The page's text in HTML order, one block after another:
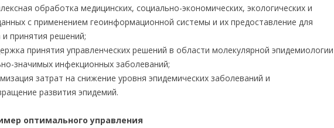
обработка медицинских, социально-экономических, экологических и
с применением геоинформационной системы и их предоставление для
и принятия решений;
принятия управленческих решений в области молекулярной эпидемиологии
значимых инфекционных заболеваний;
затрат на снижение уровня эпидемических заболеваний и
развития эпидемий.
оптимального управления